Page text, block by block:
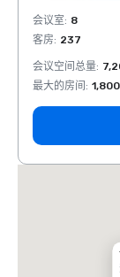
会议室: 8
客房: 237
会议空间总量:
最大的房间 :